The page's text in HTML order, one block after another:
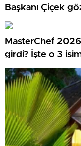
Başkanı Çiçek
MasterChef
girdi? İşte o 3 isim